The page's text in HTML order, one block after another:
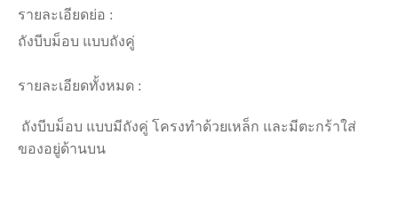
รายละเอียดย่อ :
ถังบีบม็อบ แบบถังคู่
รายละเอียดทั้งหมด :
ถังบีบม็อบ แบบมีถังคู่ โครงทำด้วยเหล็ก และมีตะกร้าใส่
ของอยู่ด้านบน